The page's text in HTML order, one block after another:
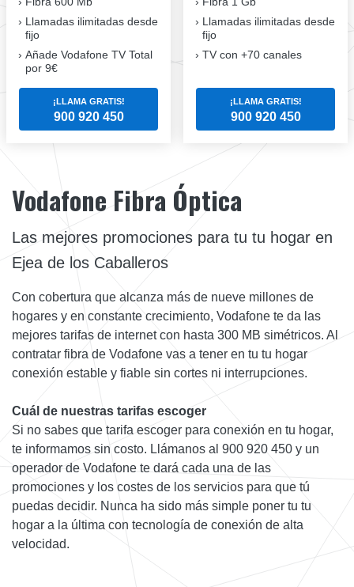
Llamadas ilimitadas desde
fijo
Añade Vodafone TV Total
por 9€
¡LLAMA GRATIS!
900 920 450
Llamadas ilimitadas desde
fijo
TV con +70 canales
¡LLAMA GRATIS!
900 920 450
Vodafone Fibra Óptica
Las mejores promociones para tu tu hogar en
Ejea de los Caballeros
Con cobertura que alcanza más de nueve millones de
hogares y en constante crecimiento, Vodafone te da las
mejores tarifas de internet con hasta 300 MB simétricos. Al
contratar fibra de Vodafone vas a tener en tu tu hogar
conexión estable y fiable sin cortes ni interrupciones.
Cuál de nuestras tarifas escoger
Si no sabes que tarifa escoger para conexión en tu hogar,
te informamos sin costo. Llámanos al 900 920 450 y un
operador de Vodafone te dará cada una de las
promociones y los costes de los servicios para que tú
puedas decidir. Nunca ha sido más simple poner tu tu
hogar a la última con tecnología de conexión de alta
velocidad.